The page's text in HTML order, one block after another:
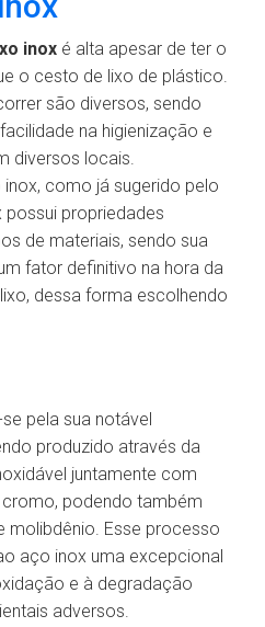
inox é alta apesar de ter o
o cesto de lixo de plástico.
são diversos, sendo
na higienização e
diversos locais.
como já sugerido pelo
propriedades
de materiais, sendo sua
fator definitivo na hora da
dessa forma escolhendo
pela sua notável
produzido através da
juntamente com
podendo também
molibdênio. Esse processo
aço inox uma excepcional
e à degradação
adversos.